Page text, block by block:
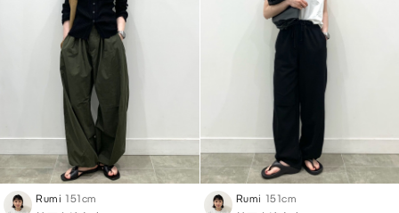
Rumi 151cm
Rumi 151cm